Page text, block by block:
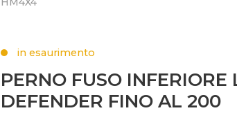
in esaurimento
PERNO FUSO INFERIORE
DEFENDER FINO AL 200